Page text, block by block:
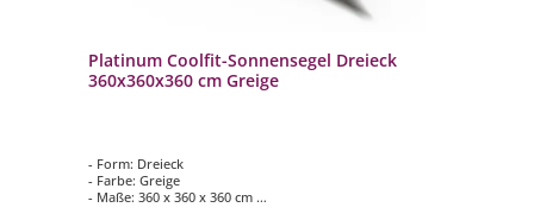
Platinum Coolfit-Sonnensegel Dreieck
360x360x360 cm Greige
- Form: Dreieck
- Farbe: Greige
- Maße: 360 x 360 x 360 cm